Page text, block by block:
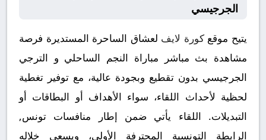
الجرجيسي
يتيح موقعكورة لايف لعشاق الساحرة المستديرة فرصة
مشاهدة بث مباشر مباراة النجم الساحلي و الترجي
الجرجيسي بدون تقطيع وبجودة عالية، مع توفير تغطية
لحظية لأحداث اللقاء، سواء الأهداف أو البطاقات أو
التبديلات. اللقاء يأتي ضمن إطار منافسات تونس,
الرابطة التونسية المحترفة الأولى، ويسعى خلاله